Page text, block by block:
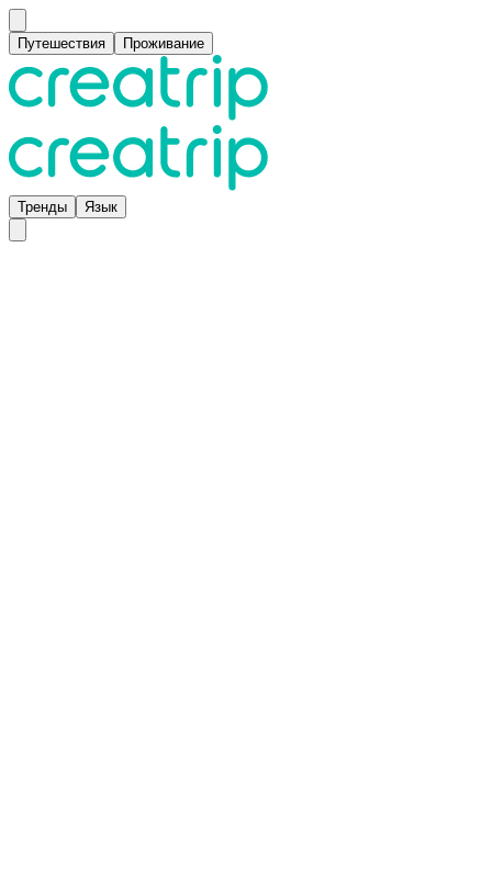
Путешествия Проживание
Тренды Язык